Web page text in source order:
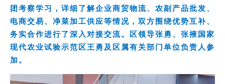
团考察学习，详细了解企业商贸物流、农副产品批发、
电商交易、净菜加工供应等情况，双方围绕优势互补、
务实合作进行了深入对接交流。区领导张勇、张掖国家
现代农业试验示范区王勇及区属有关部门单位负责人参
加。